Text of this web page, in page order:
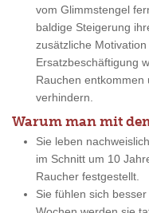
vom Glimmstengel
baldige Steigerung
zusätzliche
Ersatzbeschäftigung
Rauchen entkommen
verhindern.
Warum man mit
Sie leben
im Schnitt um 10
Raucher festgestellt.
Sie fühlen sich